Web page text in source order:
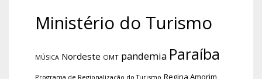
Ministério do Turismo
MÚSICA Nordeste OMT pandemia Paraíba
Programa de Regionalização do Turismo Regina Amorim